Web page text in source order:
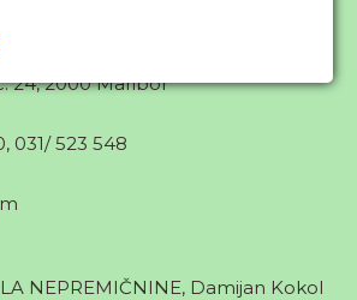
novih ponudbah
24, 2000 Maribor
031/ 523 548
NEPREMIČNINE, Damijan Kokol